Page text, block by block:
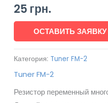
25грн.
ОСТАВИТЬ ЗАЯВКУ
Категория: Tuner FM-2
Tuner FM-2
Резистор переменный